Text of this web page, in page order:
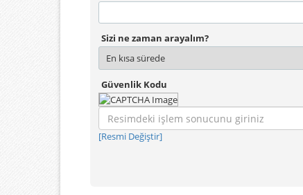
Sizi ne zaman arayalım?
Güvenlik Kodu
[Resmi Değiştir]